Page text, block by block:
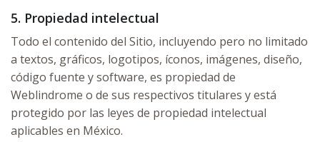
5. Propiedad intelectual
Todo el contenido del Sitio, incluyendo pero no limitado
a textos, gráficos, logotipos, íconos, imágenes, diseño,
código fuente y software, es propiedad de
Weblindrome o de sus respectivos titulares y está
protegido por las leyes de propiedad intelectual
aplicables en México.